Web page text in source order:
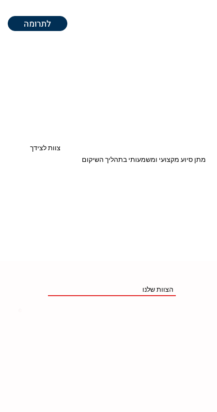
לתרומה
צוות לצידך
מתן סיוע מקצועי ומשמעותי בתהליך השיקום
הצוות שלנו